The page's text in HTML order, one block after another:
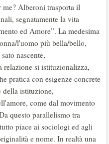
me? Alberoni trasporta il
segnatamente la vita
ed Amore”. La medesima
l'uomo più bella/bello,
nascente,
si istituzionalizza,
pratica con esigenze concrete
della istituzione,
come dal movimento
questo parallelismo tra
piace ai sociologi ed agli
e nome. In realtà una